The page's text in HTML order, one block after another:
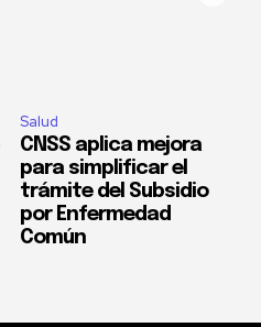
Salud
CNSS aplica mejora
para simplificar el
trámite del Subsidio
por Enfermedad
Común